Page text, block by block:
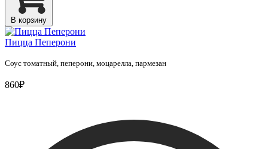
В корзину
Пицца Пеперони
Соус томатный, пеперони, моцарелла, пармезан
860₽